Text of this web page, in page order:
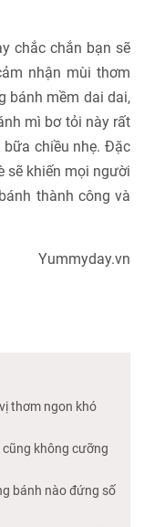
chắc chắn bạn sẽ
nhận mùi thơm
bánh mềm dai dai,
mì bơ tỏi này rất
chiều nhẹ. Đặc
sẽ khiến mọi người
thành công và
Yummyday.vn
thơm ngon khó
không cưỡng
bánh nào đứng số